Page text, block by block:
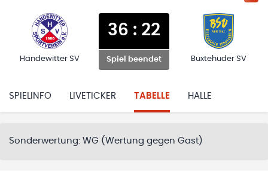
Handewitter SV
36 : 22
Spiel beendet Buxtehuder SV
SPIELINFO LIVETICKER TABELLE HALLE
Sonderwertung: WG (Wertung gegen Gast)